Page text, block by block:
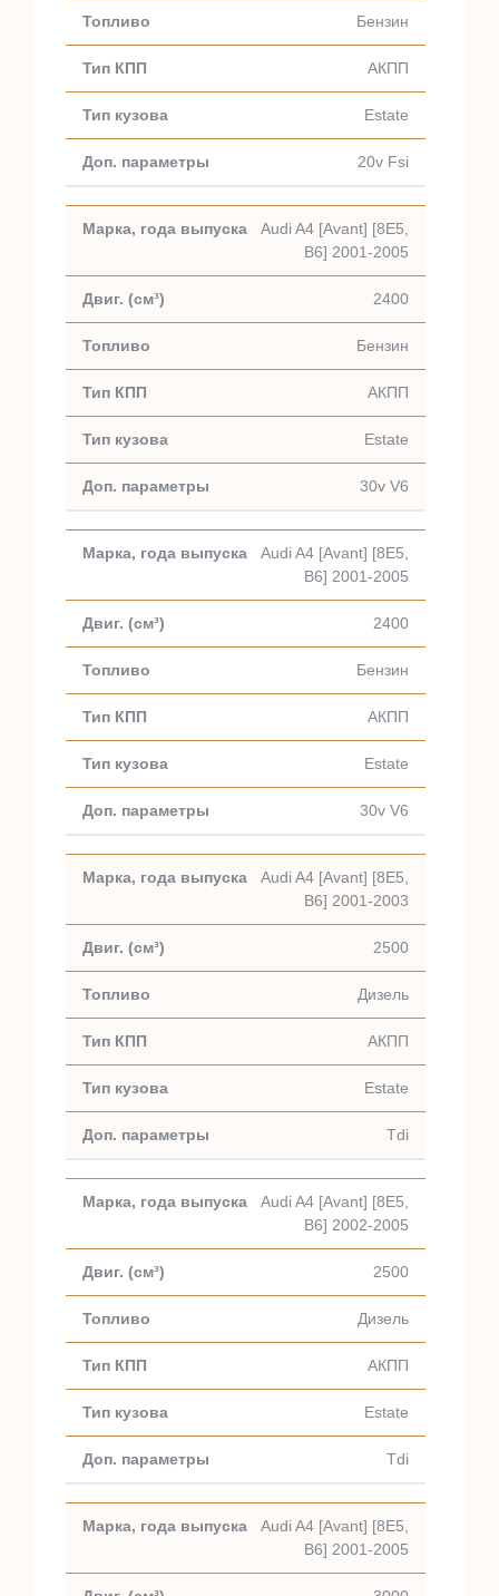
Бензин
АКПП
Estate
20v Fsi
Audi A4 [Avant] [8E5,
B6] 2001-2005
2400
Бензин
АКПП
Estate
30v V6
Audi A4 [Avant] [8E5,
B6] 2001-2005
2400
Бензин
АКПП
Estate
30v V6
Audi A4 [Avant] [8E5,
B6] 2001-2003
2500
Дизель
АКПП
Estate
Tdi
Audi A4 [Avant] [8E5,
B6] 2002-2005
2500
Дизель
АКПП
Estate
Tdi
Audi A4 [Avant] [8E5,
B6] 2001-2005